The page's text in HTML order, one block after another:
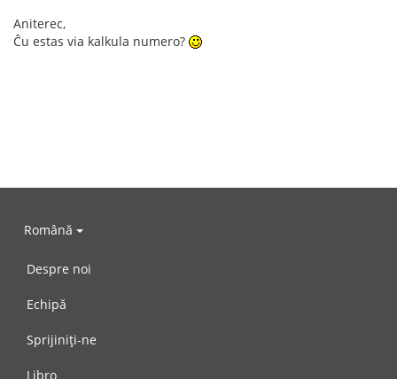
Aniterec,
Ĉu estas via kalkula numero?
Română
Despre noi
Echipă
Sprijiniți-ne
Libro